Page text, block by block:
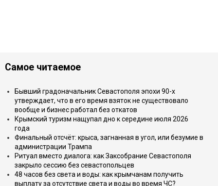
Самое читаемое
Бывший градоначальник Севастополя эпохи 90-х
утверждает, что в его время взяток не существовало
вообще и бизнес работал без откатов
Крымский туризм нащупал дно к середине июля 2026
года
Финальный отсчёт: крыса, загнанная в угол, или безумие в
администрации Трампа
Ритуал вместо диалога: как Заксобрание Севастополя
закрыло сессию без севастопольцев
48 часов без света и воды: как крымчанам получить
выплату за отсутствие света и воды во время ЧС?